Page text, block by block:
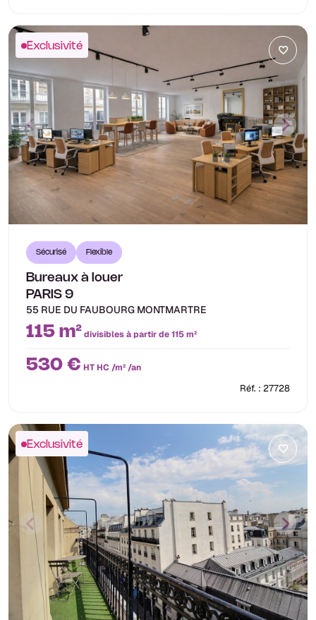
Exclusivité
Sécurisé Flexible
Bureaux à louer
PARIS 9
55 RUE DU FAUBOURG MONTMARTRE
115 m²divisibles à partir de 115 m²
530 € HT HC /m² /an
Réf. : 27728
Exclusivité